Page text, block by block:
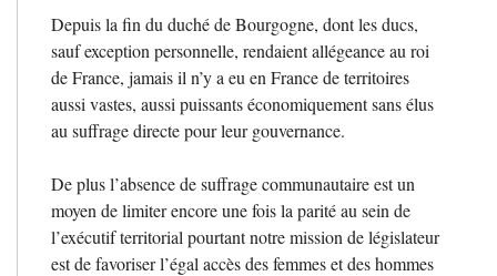
Depuis la fin du duché de Bourgogne, dont les ducs,
sauf exception personnelle, rendaient allégeance au roi
de France, jamais il n’y a eu en France de territoires
aussi vastes, aussi puissants économiquement sans élus
au suffrage directe pour leur gouvernance.
De plus l’absence de suffrage communautaire est un
moyen de limiter encore une fois la parité au sein de
l’exécutif territorial pourtant notre mission de législateur
est de favoriser l’égal accès des femmes et des hommes